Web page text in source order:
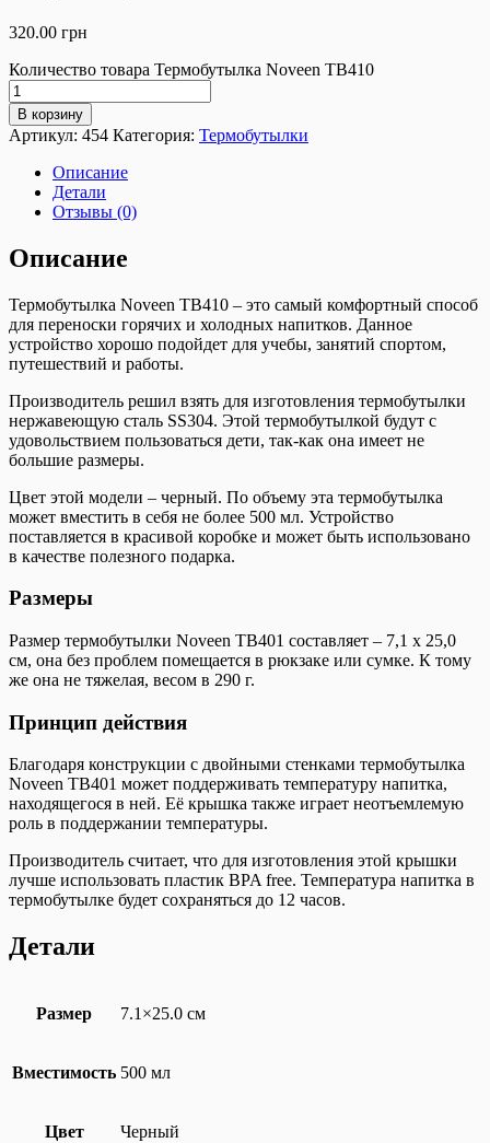
320.00 грн
Количество товара Термобутылка Noveen ТВ410
В корзину
Артикул: 454 Категория: Термобутылки
Описание
Детали
Отзывы (0)
Описание
Термобутылка Noveen TB410 – это самый комфортный способ
для переноски горячих и холодных напитков. Данное
устройство хорошо подойдет для учебы, занятий спортом,
путешествий и работы.
Производитель решил взять для изготовления термобутылки
нержавеющую сталь SS304. Этой термобутылкой будут с
удовольствием пользоваться дети, так-как она имеет не
большие размеры.
Цвет этой модели – черный. По объему эта термобутылка
может вместить в себя не более 500 мл. Устройство
поставляется в красивой коробке и может быть использовано
в качестве полезного подарка.
Размеры
Размер термобутылки Noveen TB401 составляет – 7,1 x 25,0
см, она без проблем помещается в рюкзаке или сумке. К тому
же она не тяжелая, весом в 290 г.
Принцип действия
Благодаря конструкции с двойными стенками термобутылка
Noveen TB401 может поддерживать температуру напитка,
находящегося в ней. Её крышка также играет неотъемлемую
роль в поддержании температуры.
Производитель считает, что для изготовления этой крышки
лучше использовать пластик BPA free. Температура напитка в
термобутылке будет сохраняться до 12 часов.
Детали
Размер 7.1×25.0 см
Вместимость 500 мл
Цвет Черный